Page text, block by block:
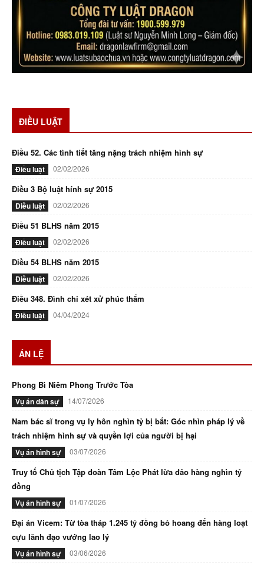
ĐIỀU LUẬT
Điều 52. Các tình tiết tăng nặng trách nhiệm hình sự
Điều luật 02/02/2026
Điều 3 Bộ luật hính sự 2015
Điều luật 02/02/2026
Điều 51 BLHS năm 2015
Điều luật 02/02/2026
Điều 54 BLHS năm 2015
Điều luật 02/02/2026
Điều 348. Đình chỉ xét xử phúc thẩm
Điều luật 04/04/2024
ÁN LỆ
Phong Bì Niêm Phong Trước Tòa
Vụ án dân sự 14/07/2026
Nam bác sĩ trong vụ ly hôn nghìn tỷ bị bắt: Góc nhìn pháp lý về
trách nhiệm hình sự và quyền lợi của người bị hại
Vụ án hình sự 03/07/2026
Truy tố Chủ tịch Tập đoàn Tâm Lộc Phát lừa đảo hàng nghìn tỷ
đồng
Vụ án hình sự 01/07/2026
Đại án Vicem: Từ tòa tháp 1.245 tỷ đồng bỏ hoang đến hàng loạt
cựu lãnh đạo vướng lao lý
Vụ án hình sự 03/06/2026